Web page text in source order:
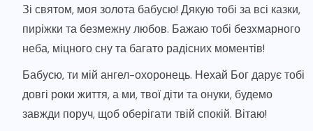
Зі святом, моя золота бабусю! Дякую тобі за всі казки,
пиріжки та безмежну любов. Бажаю тобі безхмарного
неба, міцного сну та багато радісних моментів!
Бабусю, ти мій ангел-охоронець. Нехай Бог дарує тобі
довгі роки життя, а ми, твої діти та онуки, будемо
завжди поруч, щоб оберігати твій спокій. Вітаю!